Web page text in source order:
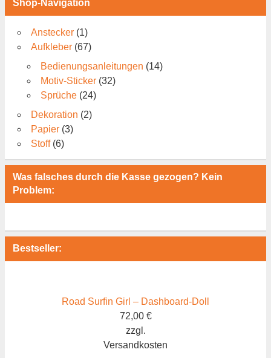
Shop-Navigation
Anstecker (1)
Aufkleber (67)
Bedienungsanleitungen (14)
Motiv-Sticker (32)
Sprüche (24)
Dekoration (2)
Papier (3)
Stoff (6)
Was falsches durch die Kasse gezogen? Kein
Problem:
Bestseller:
Road Surfin Girl – Dashboard-Doll
72,00 €
zzgl.
Versandkosten